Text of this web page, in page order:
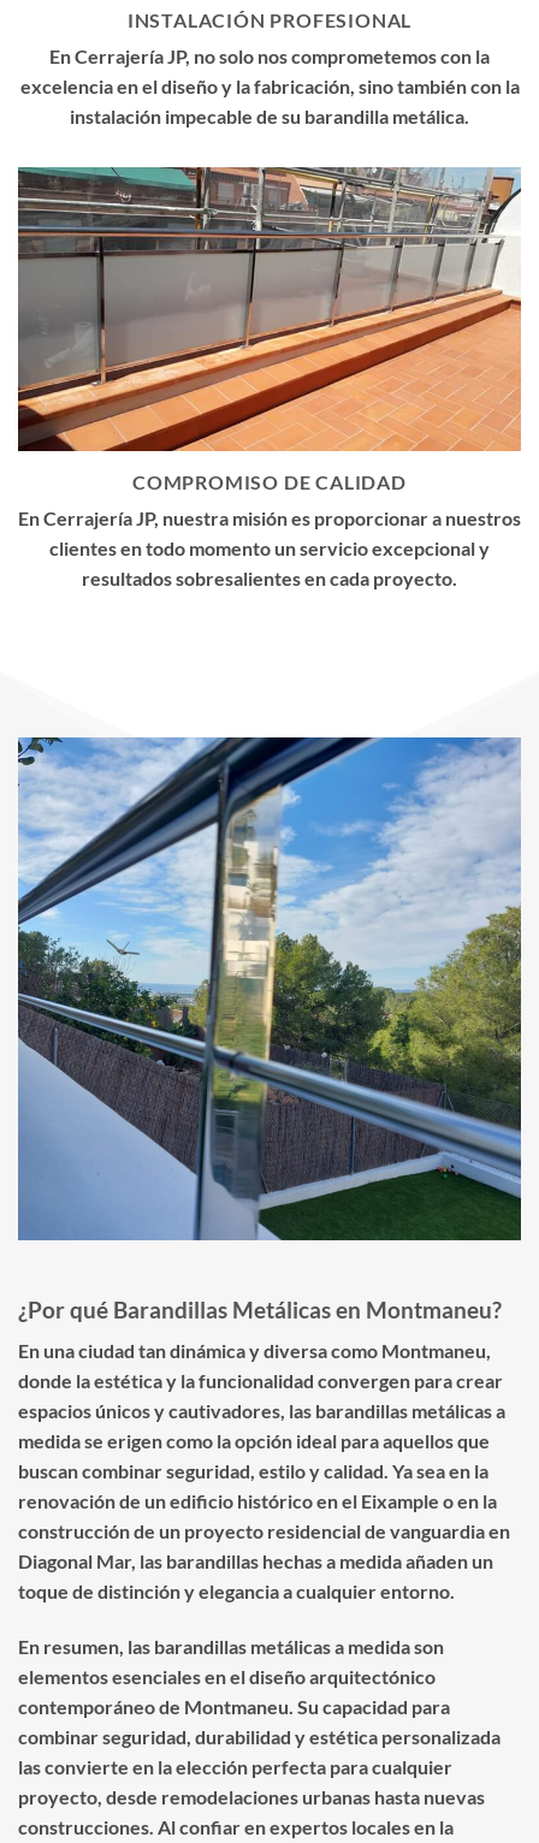
INSTALACIÓN PROFESIONAL
En Cerrajería JP, no solo nos comprometemos con la
excelencia en el diseño y la fabricación, sino también con la
instalación impecable de su barandilla metálica.
COMPROMISO DE CALIDAD
En Cerrajería JP, nuestra misión es proporcionar a nuestros
clientes en todo momento un servicio excepcional y
resultados sobresalientes en cada proyecto.
¿Por qué Barandillas Metálicas en Montmaneu?
En una ciudad tan dinámica y diversa como Montmaneu,
donde la estética y la funcionalidad convergen para crear
espacios únicos y cautivadores, las barandillas metálicas a
medida se erigen como la opción ideal para aquellos que
buscan combinar seguridad, estilo y calidad. Ya sea en la
renovación de un edificio histórico en el Eixample o en la
construcción de un proyecto residencial de vanguardia en
Diagonal Mar, las barandillas hechas a medida añaden un
toque de distinción y elegancia a cualquier entorno.
En resumen, las barandillas metálicas a medida son
elementos esenciales en el diseño arquitectónico
contemporáneo de Montmaneu. Su capacidad para
combinar seguridad, durabilidad y estética personalizada
las convierte en la elección perfecta para cualquier
proyecto, desde remodelaciones urbanas hasta nuevas
construcciones. Al confiar en expertos locales en la